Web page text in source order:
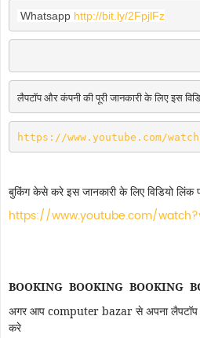
Whatsapp http://bit.ly/2FpjlFz
लैपटॉप और कंपनी की पूरी जानकारी के लिए इस
https://www.youtube.com/
बुकिंग केसे करे इस जानकारी के लिए विडियो लिंक
https://www.youtube.com/
BOOKING BOOKING BOOKING
अगर आप computer bazar से अपना लैपटॉप
करे